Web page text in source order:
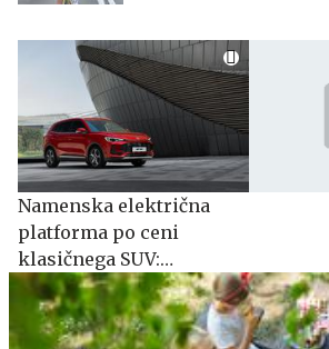
Namenska električna
platforma po ceni
klasičnega SUV:
spoznajte MG S5 EV